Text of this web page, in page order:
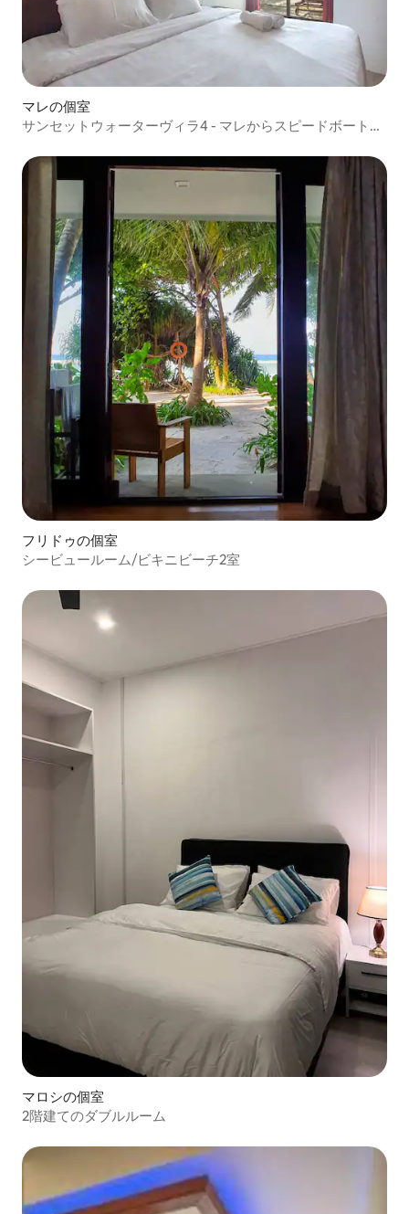
マレの個室
サンセットウォーターヴィラ4 - マレからスピードボートで
フリドゥの個室
シービュールーム/ビキニビーチ2室
マロシの個室
2階建てのダブルルーム